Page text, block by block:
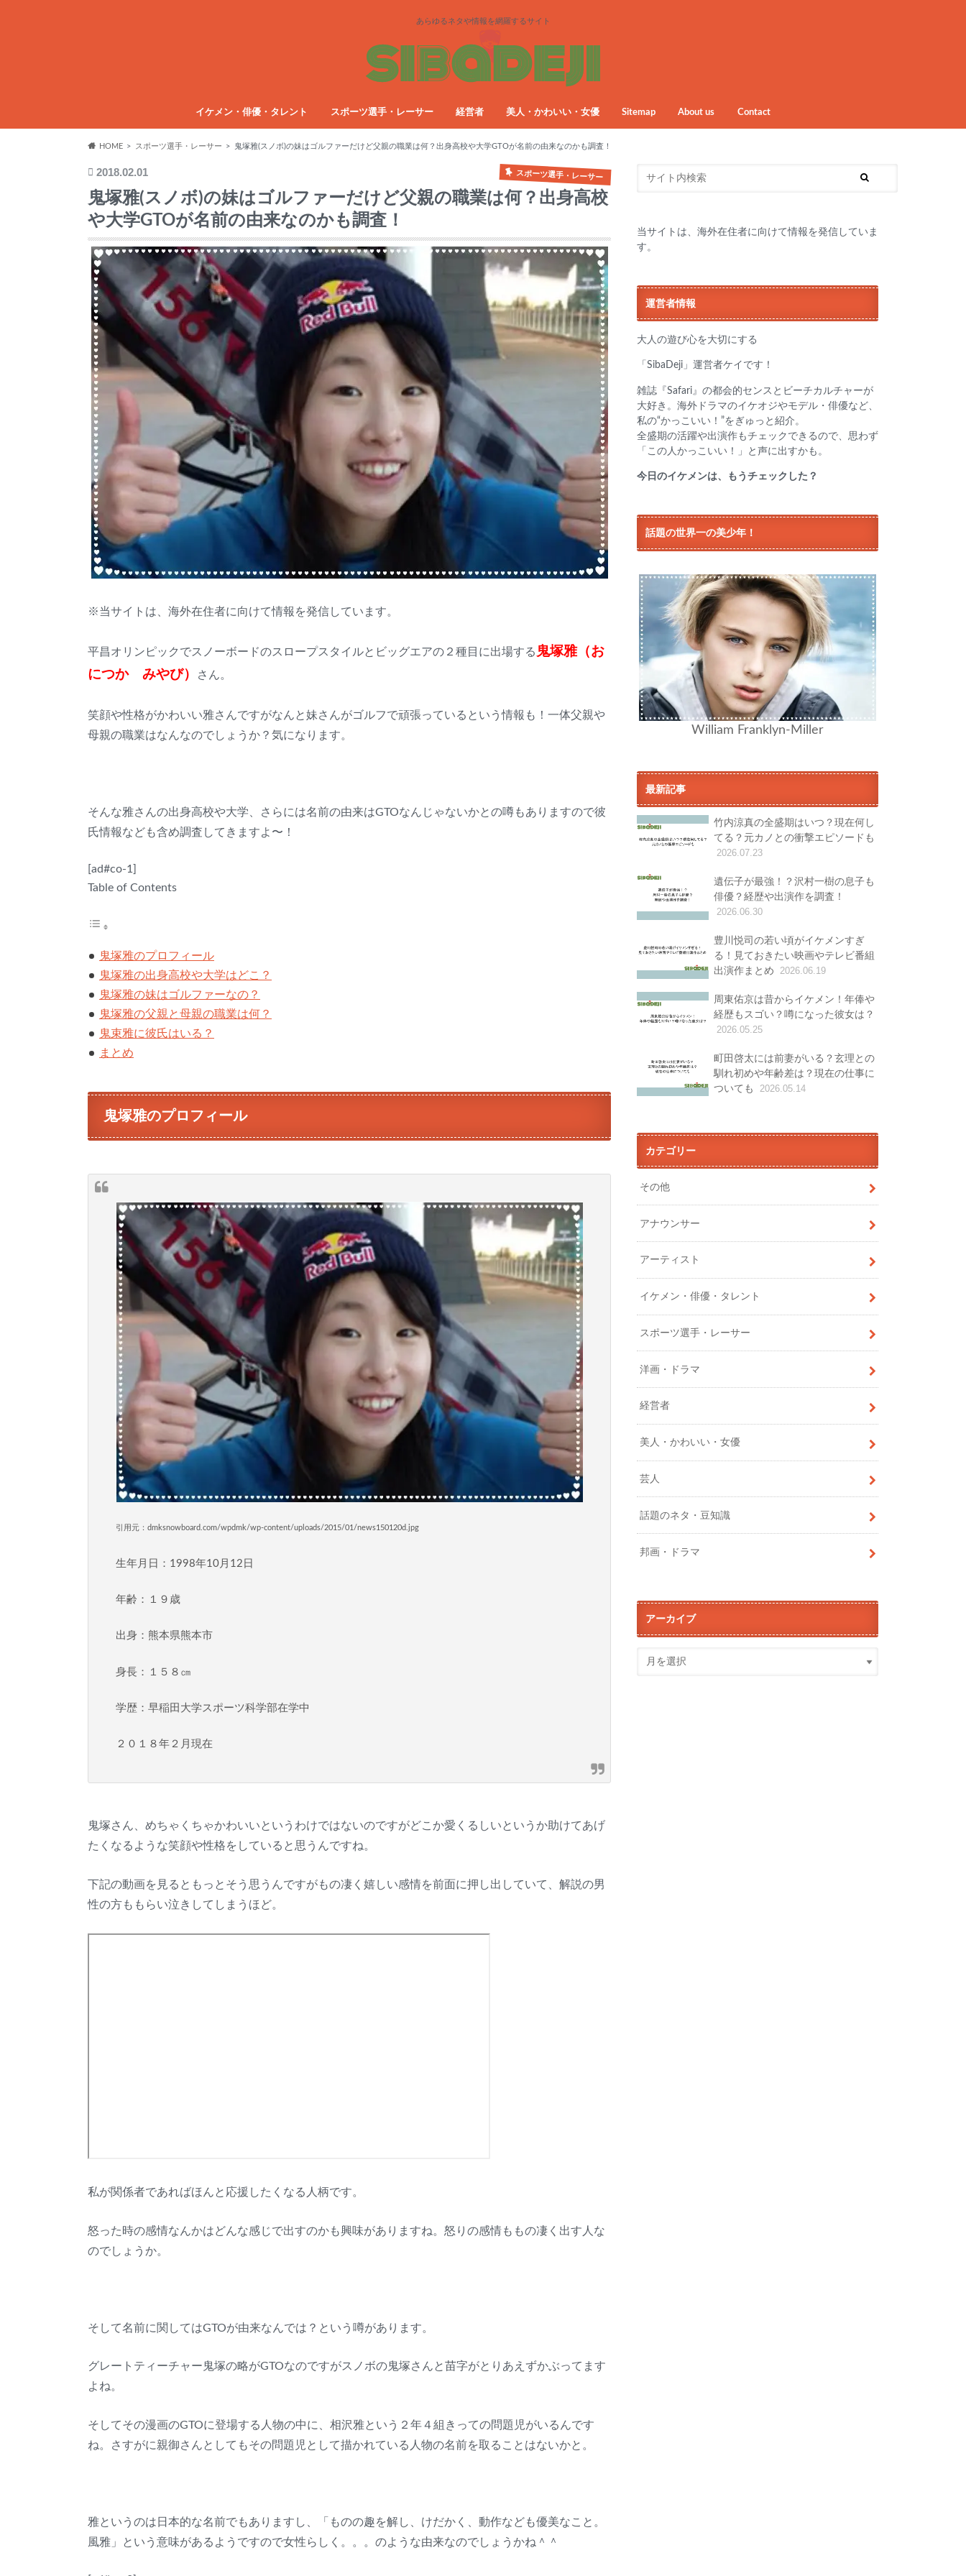
あらゆるネタや情報を網羅するサイト
イケメン・俳優・タレント スポーツ選手・レーサー 経営者 美人・かわいい・女優 Sitemap About us Contact
HOME スポーツ選手・レーサー 鬼塚雅(スノボ)の妹はゴルファーだけど父親の職業は何？出身高校や大学GTOが名前の由来なのかも調査！
2018.02.01 スポーツ選手・レーサー
鬼塚雅(スノボ)の妹はゴルファーだけど父親の職業は何？出身高校
や大学GTOが名前の由来なのかも調査！
※当サイトは、海外在住者に向けて情報を発信しています。
平昌オリンピックでスノーボードのスロープスタイルとビッグエアの２種目に出場する 鬼塚雅（お
につか みやび）
さん。
笑顔や性格がかわいい雅さんですがなんと妹さんがゴルフで頑張っているという情報も！一体父親や
母親の職業はなんなのでしょうか？気になります。
そんな雅さんの出身高校や大学、さらには名前の由来はGTOなんじゃないかとの噂もありますので彼
氏情報なども含め調査してきますよ〜！
[ad#co-1]
Table of Contents
鬼塚雅のプロフィール
鬼塚雅の出身高校や大学はどこ？
鬼塚雅の妹はゴルファーなの？
鬼塚雅の父親と母親の職業は何？
鬼束雅に彼氏はいる？
まとめ
鬼塚雅のプロフィール
引用元：dmksnowboard.com/wpdmk/wp-content/uploads/2015/01/news150120d.jpg
生年月日：1998年10月12日
年齢：１９歳
出身：熊本県熊本市
身長：１５８㎝
学歴：早稲田大学スポーツ科学部在学中
２０１８年２月現在
鬼塚さん、めちゃくちゃかわいいというわけではないのですがどこか愛くるしいというか助けてあげ
たくなるような笑顔や性格をしていると思うんですね。
下記の動画を見るともっとそう思うんですがもの凄く嬉しい感情を前面に押し出していて、解説の男
性の方ももらい泣きしてしまうほど。
私が関係者であればほんと応援したくなる人柄です。
怒った時の感情なんかはどんな感じで出すのかも興味がありますね。怒りの感情ももの凄く出す人な
のでしょうか。
そして名前に関してはGTOが由来なんでは？という噂があります。
グレートティーチャー鬼塚の略がGTOなのですがスノボの鬼塚さんと苗字がとりあえずかぶってます
よね。
そしてその漫画のGTOに登場する人物の中に、相沢雅という２年４組きっての問題児がいるんです
ね。さすがに親御さんとしてもその問題児として描かれている人物の名前を取ることはないかと。
雅というのは日本的な名前でもありますし、「ものの趣を解し、けだかく、動作なども優美なこと。
風雅」という意味があるようですので女性らしく。。。のような由来なのでしょうかね＾＾
当サイトは、海外在住者に向けて情報を発信していま
す。
運営者情報
大人の遊び心を大切にする
「SibaDeji」運営者ケイです！
雑誌『Safari』の都会的センスとビーチカルチャーが
大好き。海外ドラマのイケオジやモデル・俳優など、
私の“かっこいい！”をぎゅっと紹介。
全盛期の活躍や出演作もチェックできるので、思わず
「この人かっこいい！」と声に出すかも。
今日のイケメンは、もうチェックした？
話題の世界一の美少年！
William Franklyn-Miller
最新記事
竹内涼真の全盛期はいつ？現在何し
てる？元カノとの衝撃エピソードも
2026.07.23
遺伝子が最強！？沢村一樹の息子も
俳優？経歴や出演作を調査！
2026.06.30
豊川悦司の若い頃がイケメンすぎ
る！見ておきたい映画やテレビ番組
出演作まとめ
2026.06.19
周東佑京は昔からイケメン！年俸や
経歴もスゴい？噂になった彼女は？
2026.05.25
町田啓太には前妻がいる？玄理との
馴れ初めや年齢差は？現在の仕事に
ついても
2026.05.14
カテゴリー
その他
アナウンサー
アーティスト
イケメン・俳優・タレント
スポーツ選手・レーサー
洋画・ドラマ
経営者
美人・かわいい・女優
芸人
話題のネタ・豆知識
邦画・ドラマ
アーカイブ